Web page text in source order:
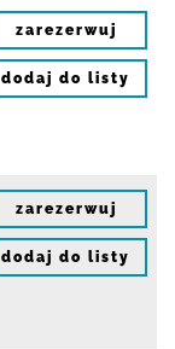
zarezerwuj
dodaj do listy
zarezerwuj
dodaj do listy